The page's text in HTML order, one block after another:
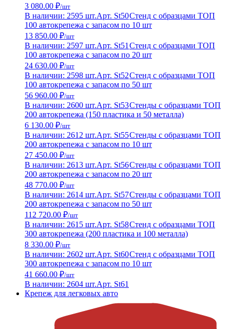
3 080.00 ₽/шт
В наличии: 2595 шт.Арт. St50Стенд с образцами ТОП
100 автокрепежа с запасом по 10 шт
13 850.00 ₽/шт
В наличии: 2597 шт.Арт. St51 Стенд с образцами ТОП
100 автокрепежа с запасом по 20 шт
24 630.00 ₽/шт
В наличии: 2598 шт.Арт. St52Стенд с образцами ТОП
100 автокрепежа с запасом по 50 шт
56 960.00 ₽/шт
В наличии: 2600 шт.Арт. St53Стенды с образцами ТОП
200 автокрепежа (150 пластика и 50 металла)
6 130.00 ₽/шт
В наличии: 2612 шт.Арт. St55Стенды с образцами ТОП
200 автокрепежа с запасом по 10 шт
27 450.00 ₽/шт
В наличии: 2613 шт.Арт. St56Стенды с образцами ТОП
200 автокрепежа с запасом по 20 шт
48 770.00 ₽/шт
В наличии: 2614 шт.Арт. St57Стенды с образцами ТОП
200 автокрепежа с запасом по 50 шт
112 720.00 ₽/шт
В наличии: 2615 шт.Арт. St58Стенд с образцами ТОП
300 автокрепежа (200 пластика и 100 металла)
8 330.00 ₽/шт
В наличии: 2602 шт.Арт. St60Стенд с образцами ТОП
300 автокрепежа с запасом по 10 шт
41 660.00 ₽/шт
В наличии: 2604 шт.Арт. St61
Крепеж для легковых авто